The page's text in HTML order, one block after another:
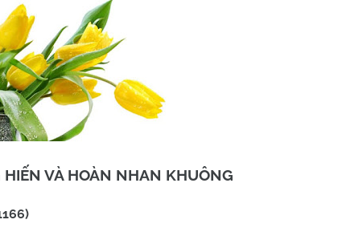
VÀ HOÀN NHAN KHUÔNG